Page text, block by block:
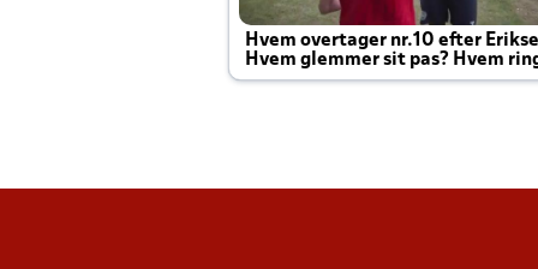
Hvem overtager nr.10 efter
Hvem glemmer sit pas? Hvem
Joachim altid til efter kampe?